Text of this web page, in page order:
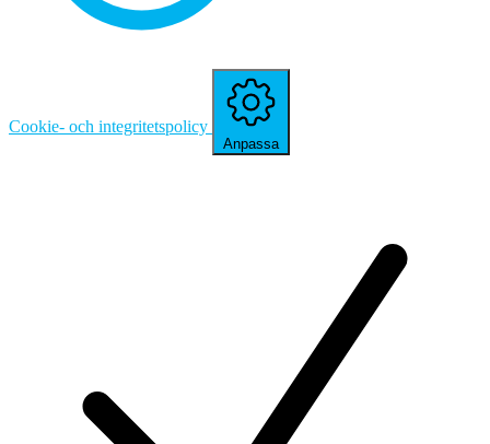
Cookie- och integritetspolicy
Anpassa